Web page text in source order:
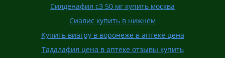
Силденафил с3 50 мг купить москва
Сиалис купить в нижнем
Купить виагру в воронеже в аптеке цена
Тадалафил цена в аптеке отзывы купить